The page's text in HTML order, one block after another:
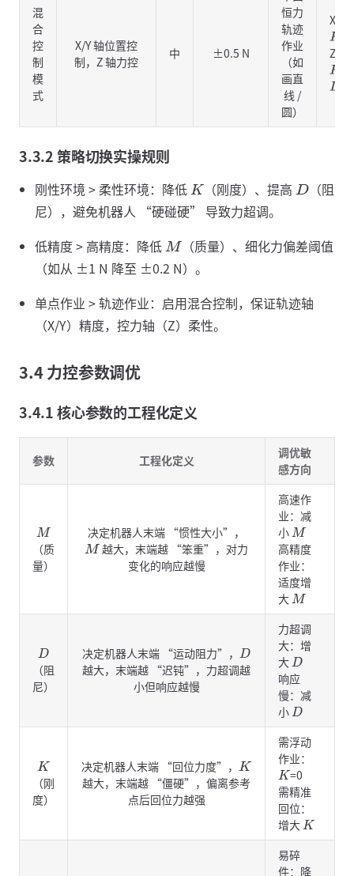
混
合
控
制
模
式
X/Y 轴位置控
制，Z 轴力控
中 ±0.5 N
恒力
轨迹
作业
（如
画直
线 /
圆）
X/Y
K
Z：
K
D
3.3.2 策略切换实操规则
刚性环境 > 柔性环境：降低K （刚度）、提高D （阻
尼），避免机器人 “硬碰硬” 导致力超调。
低精度 > 高精度：降低M （质量）、细化力偏差阈值
（如从 ±1 N 降至 ±0.2 N）。
单点作业 > 轨迹作业：启用混合控制，保证轨迹轴
（X/Y）精度，控力轴（Z）柔性。
3.4 力控参数调优
3.4.1 核心参数的工程化定义
参数 工程化定义
调优敏
感方向
M
（质
量）
决定机器人末端 “惯性大小”，
M 越大，末端越 “笨重”，对力
变化的响应越慢
高速作
业：减
小M
高精度
作业：
适度增
大M
D
（阻
尼）
决定机器人末端 “运动阻力”， D
越大，末端越 “迟钝”，力超调越
小但响应越慢
力超调
大：增
大D
响应
慢：减
小D
K
（刚
度）
决定机器人末端 “回位力度”，K
越大，末端越 “僵硬”，偏离参考
点后回位力越强
需浮动
作业：
K =0
需精准
回位：
增大K
易碎
件：降